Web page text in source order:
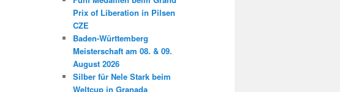
Prix of Liberation in Pilsen
CZE
Baden-Württemberg
Meisterschaft am 08. & 09.
August 2026
Silber für Nele Stark beim
Weltcup in Granada